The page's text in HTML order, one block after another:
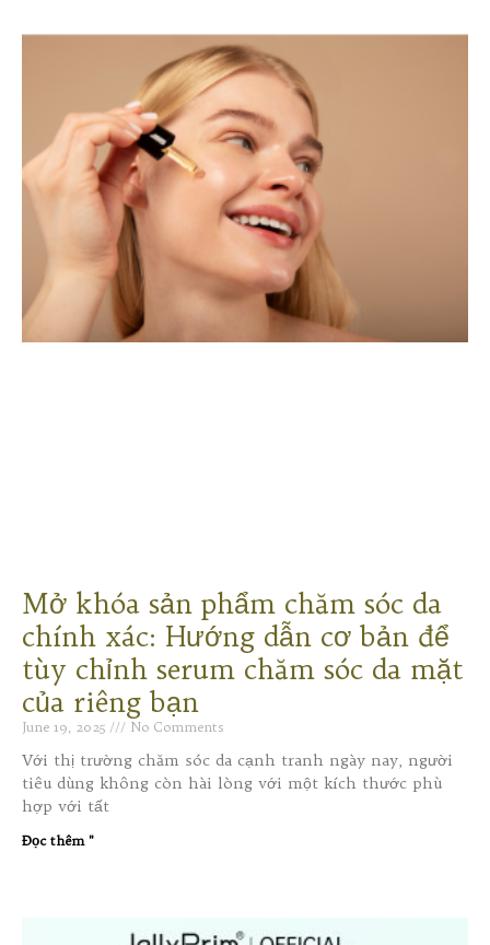
Mở khóa sản phẩm chăm sóc da
chính xác: Hướng dẫn cơ bản để
tùy chỉnh serum chăm sóc da mặt
của riêng bạn
June 19, 2025 No Comments
Với thị trường chăm sóc da cạnh tranh ngày nay, người
tiêu dùng không còn hài lòng với một kích thước phù
hợp với tất
Đọc thêm "